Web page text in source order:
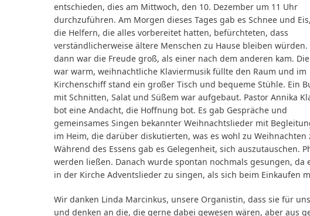
entschieden, dies am Mittwoch, den 10. Dezember um 11 Uhr
durchzuführen. Am Morgen dieses Tages gab es Schnee und
die Helfern, die alles vorbereitet hatten, befürchteten, dass
verständlicherweise ältere Menschen zu Hause bleiben würden.
dann war die Freude groß, als einer nach dem anderen kam.
war warm, weihnachtliche Klaviermusik füllte den Raum und im
Kirchenschiff stand ein großer Tisch und bequeme Stühle. Ein
mit Schnitten, Salat und Süßem war aufgebaut. Pastor Annika
bot eine Andacht, die Hoffnung bot. Es gab Gespräche und
gemeinsames Singen bekannter Weihnachtslieder mit
im Heim, die darüber diskutierten, was es wohl zu
Während des Essens gab es Gelegenheit, sich auszutauschen.
werden ließen. Danach wurde spontan nochmals gesungen,
in der Kirche Adventslieder zu singen, als sich beim Einkaufen
Wir danken Linda Marcinkus, unsere Organistin, dass sie für
und denken an die, die gerne dabei gewesen wären, aber aus